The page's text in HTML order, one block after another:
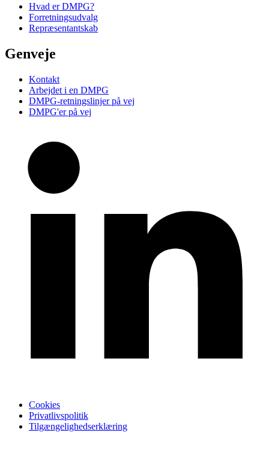
Hvad er DMPG?
Forretningsudvalg
Repræsentantskab
Genveje
Kontakt
Arbejdet i en DMPG
DMPG-retningslinjer på vej
DMPG'er på vej
Cookies
Privatlivspolitik
Tilgængelighedserklæring